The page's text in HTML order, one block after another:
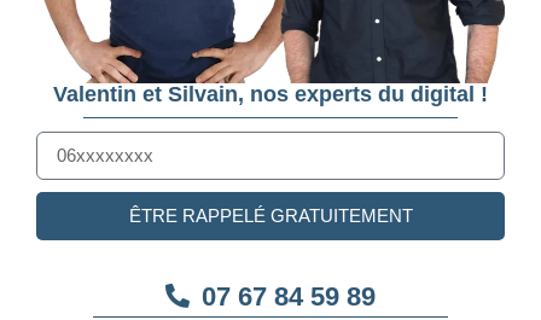
Valentin et Silvain, nos experts du digital !
ÊTRE RAPPELÉ GRATUITEMENT
07 67 84 59 89